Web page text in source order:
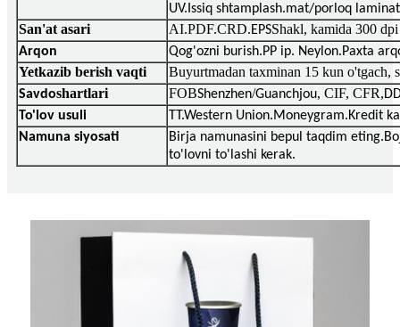
UV.Issiq shtamplash.mat/porloq
San'at asari AI.PDF.CRD.EPSShakl, kamida 300
Arqon Qog'ozni burish.PP ip. Neylon.Paxta
Yetkazib berish vaqti Buyurtmadan taxminan 15 kun o'tgach,
Savdoshartlari FOBShenzhen/Guanchjou, CIF, CFR,
To'lov usuli
TT.Western Union.Moneygram.Kredit
Namuna siyosati
Birja namunasini bepul taqdim
to'lovni to'lashi kerak.